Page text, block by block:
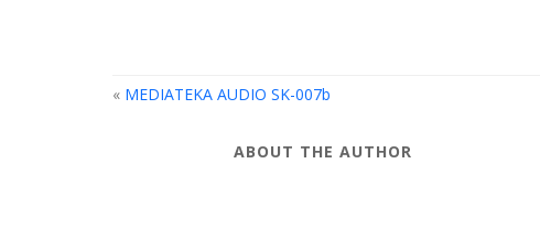
« MEDIATEKA AUDIO SK-007b
ABOUT THE AUTHOR